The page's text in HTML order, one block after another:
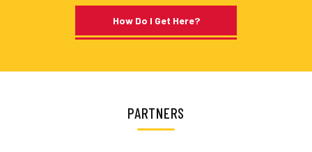
How Do I Get Here?
PARTNERS